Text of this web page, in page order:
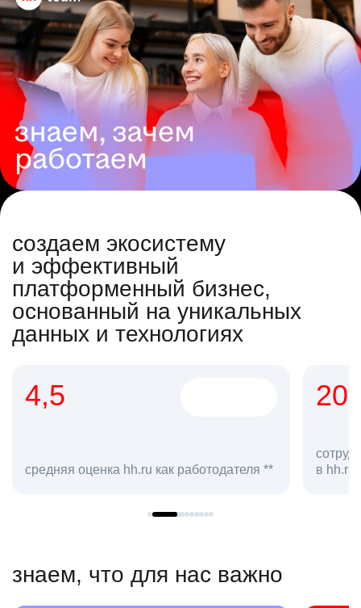
создаем экосистему
и эффективный
платформенный бизнес,
основанный на уникальных
данных и технологиях
4,5
средняя оценка hh.ru как работодателя **
в hh.ru
знаем, что для нас важно